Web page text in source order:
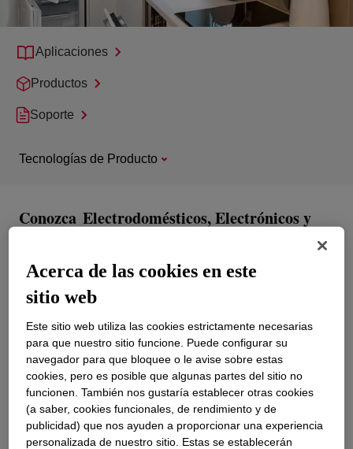
Aplicaciones
Productos
Soporte
Tecnologías de Producto
Conozca Electrodomésticos, Electrónicos y
Acerca de las cookies en este
sitio web
Este sitio web utiliza las cookies estrictamente necesarias
para que nuestro sitio funcione. Puede configurar su
navegador para que bloquee o le avise sobre estas
cookies, pero es posible que algunas partes del sitio no
funcionen. También nos gustaría establecer otras cookies
(a saber, cookies funcionales, de rendimiento y de
publicidad) que nos ayuden a proporcionar una experiencia
personalizada de nuestro sitio. Estas se establecerán